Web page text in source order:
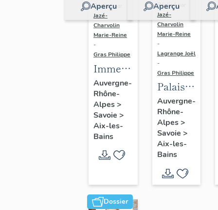
Aperçu
Réalisé par
Jazé-
Charvolin
Marie-Reine
-
Gras Philippe
Immeuble,
Résidence
Le Clos
Marie
Auvergne-
Rhône-
Alpes>
Savoie >
Aix-les-
Bains
Aperçu
Réalisé par
Jazé-
Charvolin
Marie-Reine
-
Lagrange Joël
-
Gras Philippe
Palais
des
congrès,
dit
centre
polyvalent,
puis
centre
Auvergne-
Rhône-
Alpes>
Savoie >
Aix-les-
Bains
Dossier